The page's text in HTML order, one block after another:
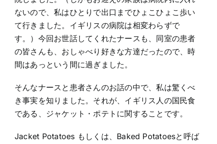
ないので、私はひとりで出口までひょこひょこ歩い
て行きました。イギリスの病院は相変わらずで
す。）今回お世話してくれたナースも、同室の患者
の皆さんも、おしゃべり好きな方達だったので、時
間はあっという間に過ぎました。
そんなナースと患者さんのお話の中で、私は驚くべ
き事実を知りました。それが、イギリス人の国民食
である、ジャケット・ポテトに関することです。
Jacket Potatoes もしくは、Baked Potatoesと呼ば